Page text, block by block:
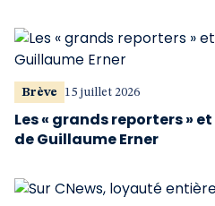
Brève 15 juillet 2026
Les « grands reporters » et
de Guillaume Erner